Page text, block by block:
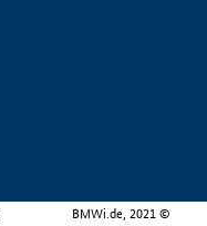
BMWi.de, 2021 ©